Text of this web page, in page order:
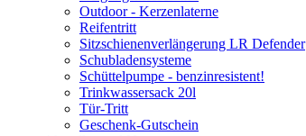
Outdoor - Kerzenlaterne
Reifentritt
Sitzschienenverlängerung LR Defender
Schubladensysteme
Schüttelpumpe - benzinresistent!
Trinkwassersack 20l
Tür-Tritt
Geschenk-Gutschein